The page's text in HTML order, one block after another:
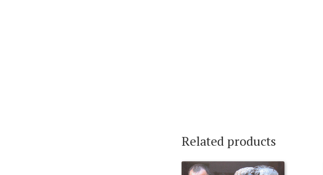
Related products